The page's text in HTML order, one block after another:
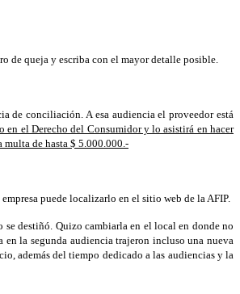
de queja y escriba con el mayor detalle posible.
de conciliación. A esa audiencia el proveedor está
en el Derecho del Consumidor y lo asistirá en hacer
multa de hasta $ 5.000.000.-
puede localizarlo en el sitio web de la AFIP.
se destiñó. Quizo cambiarla en el local en donde no
la segunda audiencia trajeron incluso una nueva
además del tiempo dedicado a las audiencias y la